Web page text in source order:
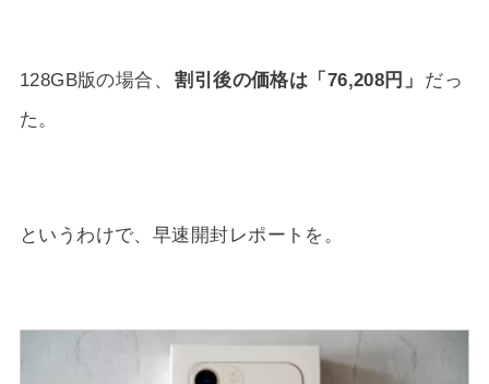
128GB版の場合、 割引後の価格は「76,208円」 だっ
た。
というわけで、早速開封レポートを。